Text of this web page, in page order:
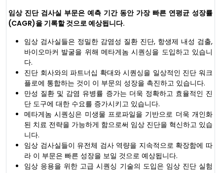
임상 진단 검사실 부문은 예측 기간 동안 가장 빠른 연평균 성장률
(CAGR)을 기록할 것으로 예상됩니다.
임상 검사실들은 정밀한 감염성 질환 진단, 항생제 내성 검출,
바이오마커 발굴을 위해 메타게놈 시퀀싱을 도입하고 있습니
다.
진단 회사와의 파트너십 확대와 시퀀싱을 일상적인 진단 워크
플로에 통합하는 것이 이 부문의 성장을 촉진하고 있습니다.
만성 질환 및 감염 유병률 증가는 더욱 정확하고 효율적인 진
단 도구에 대한 수요를 증가시키고 있습니다.
메타게놈 시퀀싱은 미생물 프로파일을 기반으로 더욱 개인화
된 치료 전략을 가능하게 함으로써 임상 진단을 혁신하고 있습
니다.
임상 검사실들이 유전체 검사 역량을 지속적으로 확장함에 따
라 이 부문은 빠른 성장을 보일 것으로 예상됩니다.
임상 응용을 위한 고급 시퀀싱 기술의 도입은 임상 진단 실험